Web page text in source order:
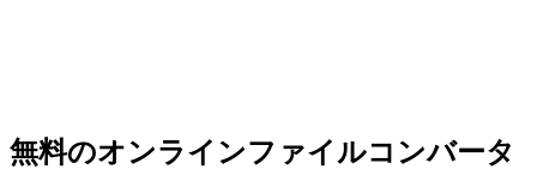
無料のオンラインファイルコンバータ